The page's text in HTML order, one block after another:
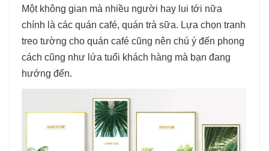
Một không gian mà nhiều người hay lui tới nữa
chính là các quán café, quán trà sữa. Lựa chọn tranh
treo tường cho quán café cũng nên chú ý đến phong
cách cũng như lứa tuổi khách hàng mà bạn đang
hướng đến.